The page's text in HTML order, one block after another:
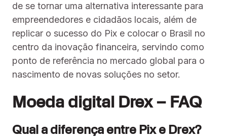
de se tornar uma alternativa interessante para
empreendedores e cidadãos locais, além de
replicar o sucesso do Pix e colocar o Brasil no
centro da inovação financeira, servindo como
ponto de referência no mercado global para o
nascimento de novas soluções no setor.
Moeda digital Drex – FAQ
Qual a diferença entre Pix e Drex?